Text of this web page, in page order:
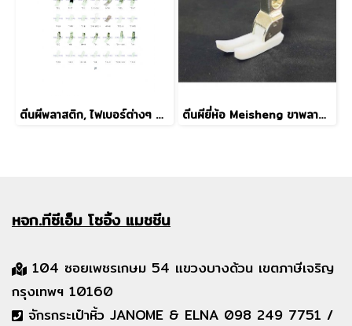
ตีนผีพลาสติก, ไฟเบอร์ต่างๆ Terlon Feet ตีนผียี่ห้อ Meisheng ขาพลาสติก
หจก.ทีซีเอ็ม โซอิ้ง แมชชีน
104 ซอยเพชรเกษม 54 แขวงบางด้วน เขตภาษีเจริญ
กรุงเทพฯ 10160
จักรกระเป๋าหิ้ว JANOME & ELNA 098 249 7751 /